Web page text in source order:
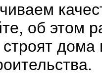
об этом